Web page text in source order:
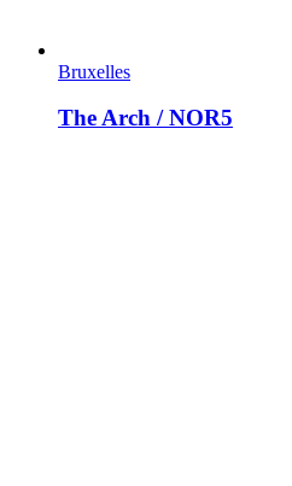
Bruxelles
The Arch / NOR5